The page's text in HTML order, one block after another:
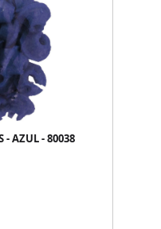
- AZUL - 80038